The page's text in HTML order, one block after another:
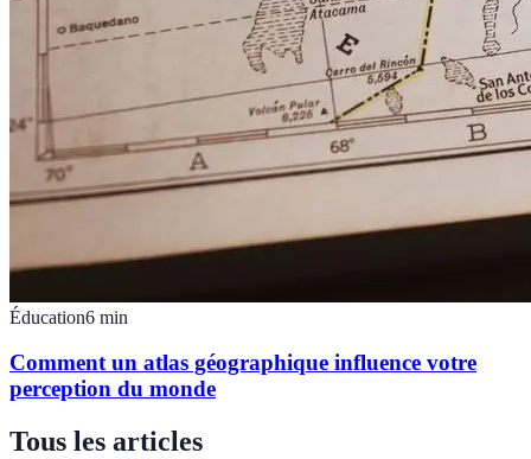
Éducation6 min
Comment un atlas géographique influence votre
perception du monde
Tous les articles